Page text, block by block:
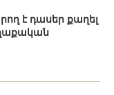
է դասեր քաղել